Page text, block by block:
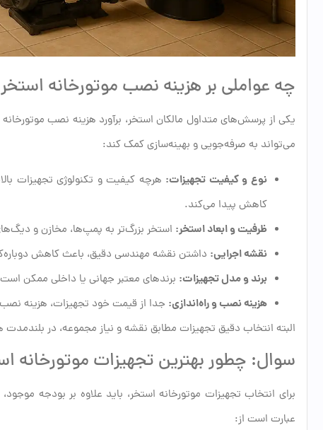
چه عواملی بر هزینه نصب موتورخانه استخر
یکی از پرسش‌های متداول مالکان استخر، برآورد هزینه نصب
می‌تواند به صرفه‌جویی و بهینه‌سازی کمک کند:
نوع و کیفیت تجهیزات: هرچه کیفیت و تکنولوژی تجهیزات
کاهش پیدا می‌کند.
ظرفیت و ابعاد استخر: استخر بزرگ‌تر به پمپ‌ها، مخازن و
نقشه اجرایی: داشتن نقشه مهندسی دقیق، باعث کاهش
برند و مدل تجهیزات: برندهای معتبر جهانی یا داخلی ممکن
هزینه نصب و راه‌اندازی: جدا از قیمت خود تجهیزات، هزینه
البته انتخاب دقیق تجهیزات مطابق نقشه و نیاز مجموعه، در
سوال: چطور بهترین تجهیزات موتورخانه
برای انتخاب تجهیزات موتورخانه استخر، باید علاوه بر بودجه
عبارت است از: